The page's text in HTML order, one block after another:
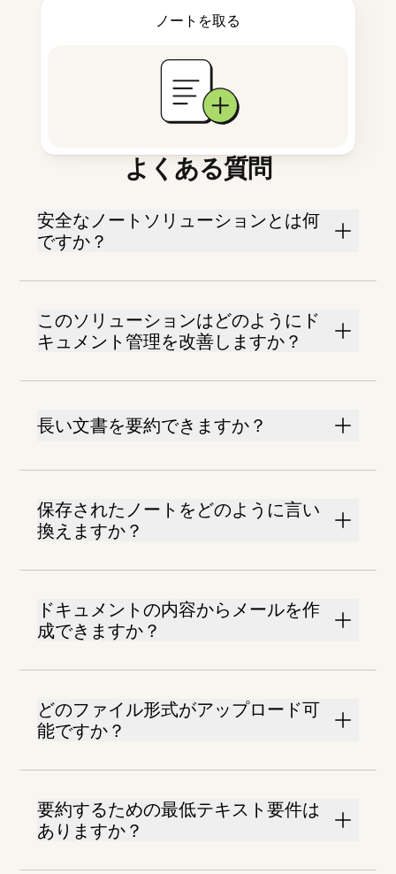
ノートを取る
よくある質問
安全なノートソリューションとは何
ですか？
このソリューションはどのようにド
キュメント管理を改善しますか？
長い文書を要約できますか？
保存されたノートをどのように言い
換えますか？
ドキュメントの内容からメールを作
成できますか？
どのファイル形式がアップロード可
能ですか？
要約するための最低テキスト要件は
ありますか？